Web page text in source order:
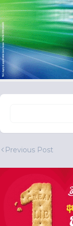
Previous Post